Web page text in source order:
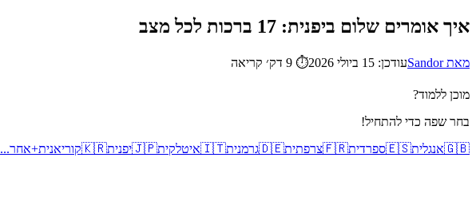
איך אומרים שלום ביפנית: 17 ברכות לכל מצב
מאת Sandor עודכן: 15 ביולי 2026 ⏱ 9 דק׳ קריאה
מוכן ללמוד?
בחר שפה כדי להתחיל!
🇬🇧אנגלית🇪🇸ספרדית🇫🇷צרפתית🇩🇪גרמנית🇮🇹איטלקית🇯🇵יפנית🇰🇷קוריאנית+אחר...